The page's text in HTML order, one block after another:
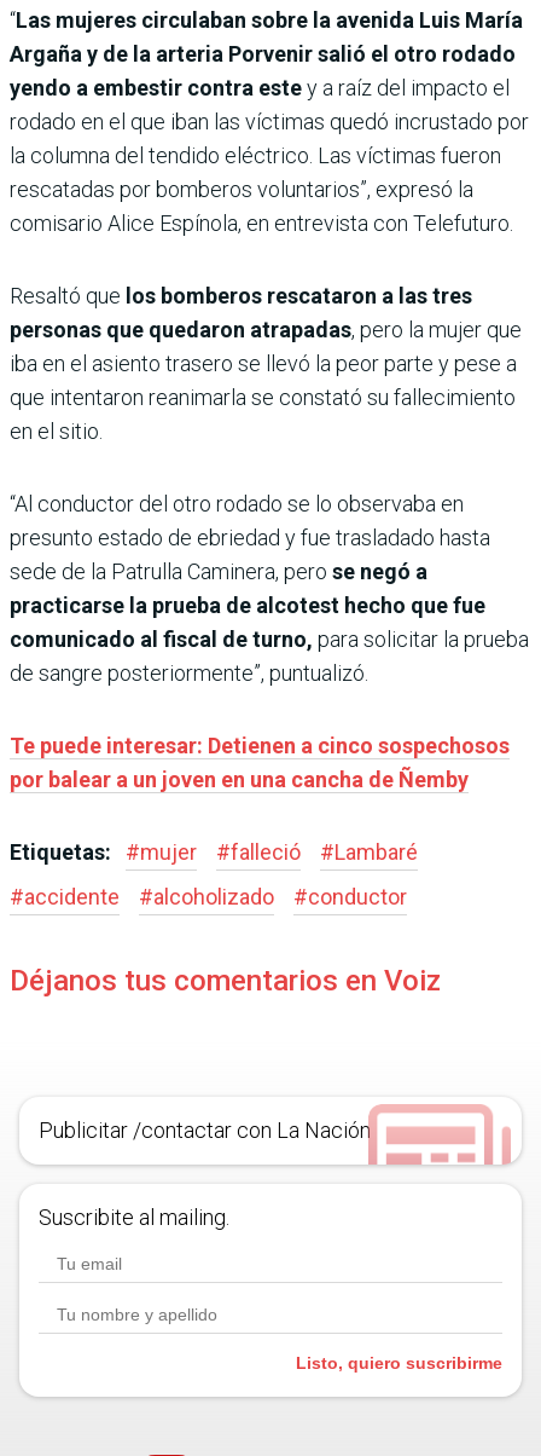
“Las mujeres circulaban sobre la avenida Luis María
Argaña y de la arteria Porvenir salió el otro rodado
yendo a embestir contra estey a raíz del impacto el
rodado en el que iban las víctimas quedó incrustado por
la columna del tendido eléctrico. Las víctimas fueron
rescatadas por bomberos voluntarios”, expresó la
comisario Alice Espínola, en entrevista con Telefuturo.
Resaltó que los bomberos rescataron a las tres
personas que quedaron atrapadas, pero la mujer que
iba en el asiento trasero se llevó la peor parte y pese a
que intentaron reanimarla se constató su fallecimiento
en el sitio.
“Al conductor del otro rodado se lo observaba en
presunto estado de ebriedad y fue trasladado hasta
sede de la Patrulla Caminera, pero se negó a
practicarse la prueba de alcotest hecho que fue
comunicado al fiscal de turno, para solicitar la prueba
de sangre posteriormente”, puntualizó.
Te puede interesar: Detienen a cinco sospechosos
por balear a un joven en una cancha de Ñemby
Etiquetas: #mujer #falleció #Lambaré
#accidente #alcoholizado #conductor
Déjanos tus comentarios en Voiz
Publicitar /contactar con La Nación
Suscribite al mailing.
Listo, quiero suscribirme